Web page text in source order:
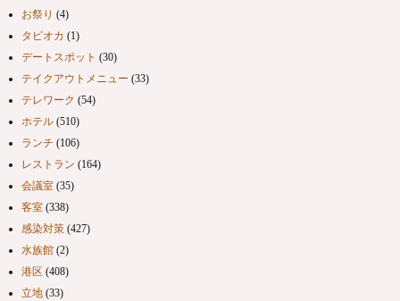
お祭り (4)
タピオカ (1)
デートスポット (30)
テイクアウトメニュー (33)
テレワーク (54)
ホテル(510)
ランチ (106)
レストラン (164)
会議室(35)
客室(338)
感染対策(427)
水族館(2)
港区(408)
立地(33)